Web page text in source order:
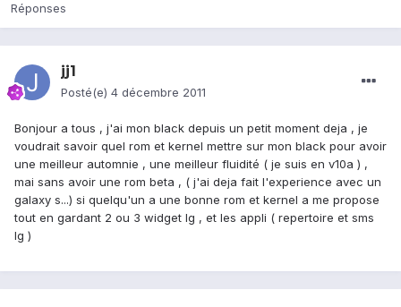
Réponses
jj1
Posté(e) 4 décembre 2011
Bonjour a tous , j'ai mon black depuis un petit moment deja , je
voudrait savoir quel rom et kernel mettre sur mon black pour avoir
une meilleur automnie , une meilleur fluidité ( je suis en v10a ) ,
mai sans avoir une rom beta , ( j'ai deja fait l'experience avec un
galaxy s...) si quelqu'un a une bonne rom et kernel a me propose
tout en gardant 2 ou 3 widget lg , et les appli ( repertoire et sms
lg )